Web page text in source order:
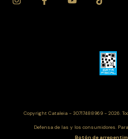
Copyright Cataleia - 30717488969 - 2026.
Defensa de las y los consumidores.
Botón de